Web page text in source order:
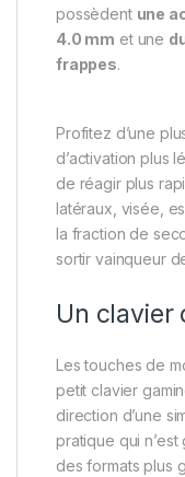
possèdent une
4.0 mm et une
frappes.
Profitez d’une
d’activation plus
de réagir plus
latéraux, visée,
la fraction de
sortir vainqueur
Un clavier
Les touches de
petit clavier
direction d’une
pratique qui
des formats plus